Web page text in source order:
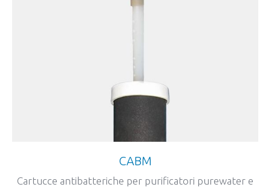
CABM
Cartucce antibatteriche per purificatori purewater e